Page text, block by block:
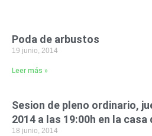
Poda de arbustos
19 junio, 2014
Leer más »
Sesion de pleno ordinario,
2014 a las 19:00h en la
18 junio, 2014